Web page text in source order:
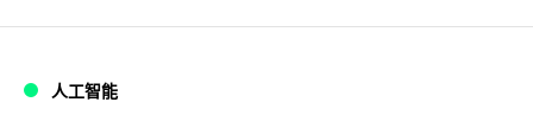
人工智能